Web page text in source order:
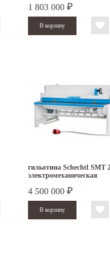
1 803 000 ₽
гильотина Schechtl SMT
электромеханическая
4 500 000 ₽